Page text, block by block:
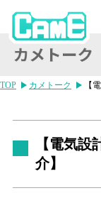
TOP カメトーク 【
【電気設
介】